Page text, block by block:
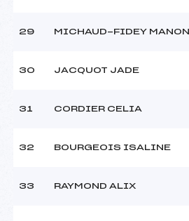
29 MICHAUD-FIDEY MANON
30 JACQUOT JADE
31 CORDIER CELIA
32 BOURGEOIS ISALINE
33 RAYMOND ALIX